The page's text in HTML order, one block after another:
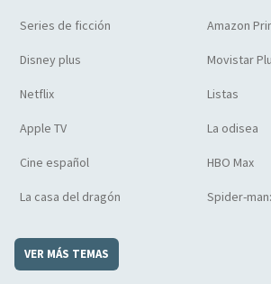
Series de ficción Amazon
Disney plus Movistar
Netflix Listas
Apple TV La odisea
Cine español HBO Max
La casa del dragón Spider-
VER MÁS TEMAS